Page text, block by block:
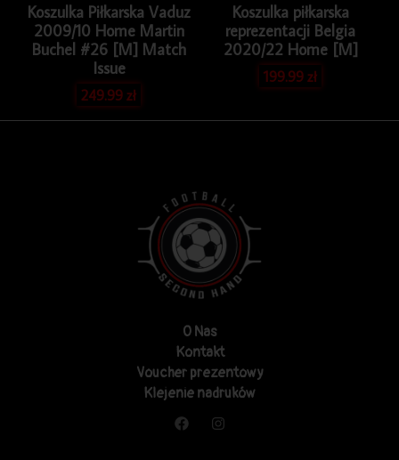
Koszulka Piłkarska Vaduz
2009/10 Home Martin
Buchel #26 [M] Match
Issue
249.99zł
Koszulka piłkarska
reprezentacji Belgia
2020/22 Home [M]
199.99zł
O Nas
Kontakt
Voucher prezentowy
Klejenie nadruków